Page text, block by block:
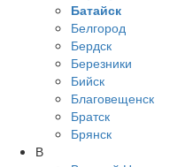
Батайск
Белгород
Бердск
Березники
Бийск
Благовещенск
Братск
Брянск
В